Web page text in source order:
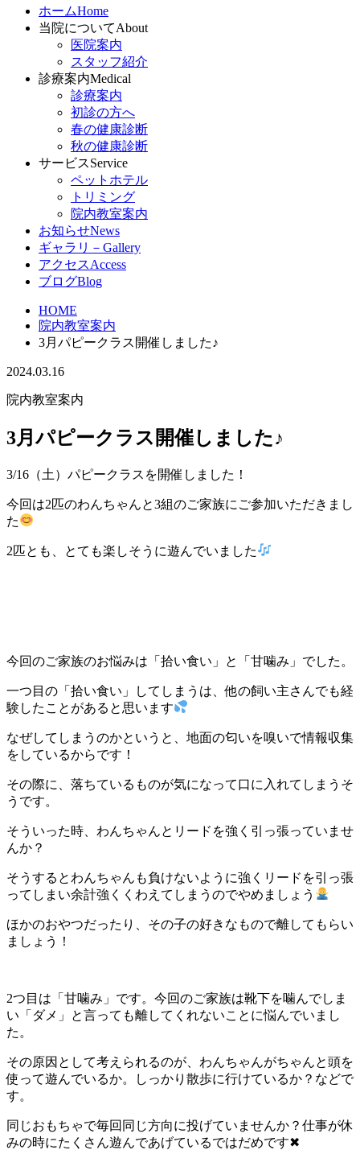
ホームHome
当院についてAbout
医院案内
スタッフ紹介
診療案内Medical
診療案内
初診の方へ
春の健康診断
秋の健康診断
サービスService
ペットホテル
トリミング
院内教室案内
お知らせNews
ギャラリ－ Gallery
アクセスAccess
ブログBlog
HOME
院内教室案内
3月パピークラス開催しました♪
2024.03.16
院内教室案内
3月パピークラス開催しました♪
3/16（土）パピークラスを開催しました！
今回は2匹のわんちゃんと3組のご家族にご参加いただきまし
た
2匹とも、とても楽しそうに遊んでいました
今回のご家族のお悩みは「拾い食い」と「甘噛み」でした。
一つ目の「拾い食い」してしまうは、他の飼い主さんでも経
験したことがあると思います
なぜしてしまうのかというと、地面の匂いを嗅いで情報収集
をしているからです！
その際に、落ちているものが気になって口に入れてしまうそ
うです。
そういった時、わんちゃんとリードを強く引っ張っていませ
んか？
そうするとわんちゃんも負けないように強くリードを引っ張
ってしまい余計強くくわえてしまうのでやめましょう
ほかのおやつだったり、その子の好きなもので離してもらい
ましょう！
2つ目は「甘噛み」です。今回のご家族は靴下を噛んでしま
い「ダメ」と言っても離してくれないことに悩んでいまし
た。
その原因として考えられるのが、わんちゃんがちゃんと頭を
使って遊んでいるか。しっかり散歩に行けているか？などで
す。
同じおもちゃで毎回同じ方向に投げていませんか？仕事が休
みの時にたくさん遊んであげているではだめです✖